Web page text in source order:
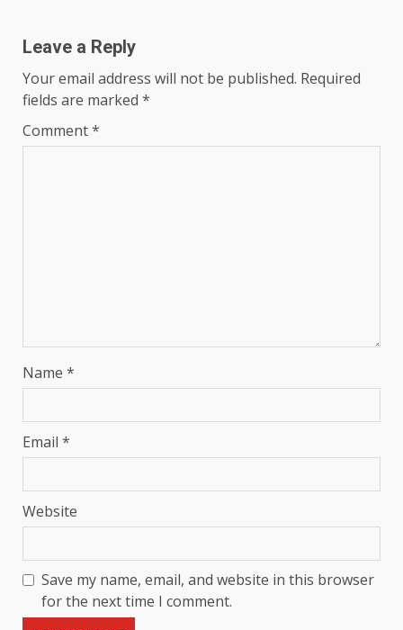
Leave a Reply
Your email address will not be published. Required
fields are marked *
Comment*
Name *
Email *
Website
Save my name, email, and website in this browser
for the next time I comment.